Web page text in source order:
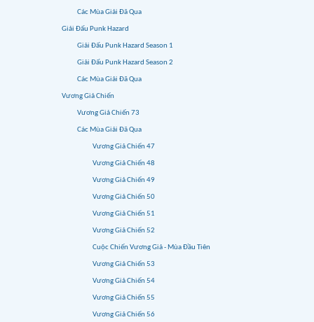
Các Mùa Giải Đã Qua
Giải Đấu Punk Hazard
Giải Đấu Punk Hazard Season 1
Giải Đấu Punk Hazard Season 2
Các Mùa Giải Đã Qua
Vương Giả Chiến
Vương Giả Chiến 73
Các Mùa Giải Đã Qua
Vương Giả Chiến 47
Vương Giả Chiến 48
Vương Giả Chiến 49
Vương Giả Chiến 50
Vương Giả Chiến 51
Vương Giả Chiến 52
Cuộc Chiến Vương Giả - Mùa Đầu Tiên
Vương Giả Chiến 53
Vương Giả Chiến 54
Vương Giả Chiến 55
Vương Giả Chiến 56